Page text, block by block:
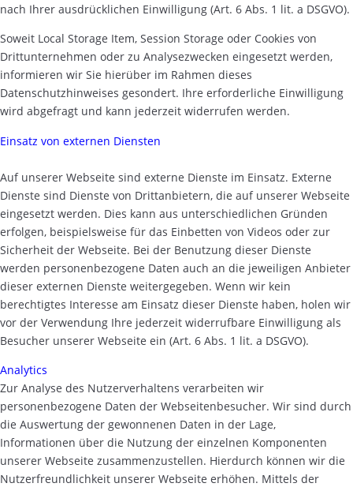
nach Ihrer ausdrücklichen Einwilligung (Art. 6 Abs. 1 lit. a DSGVO).
Soweit Local Storage Item, Session Storage oder Cookies von
Drittunternehmen oder zu Analysezwecken eingesetzt werden,
informieren wir Sie hierüber im Rahmen dieses
Datenschutzhinweises gesondert. Ihre erforderliche Einwilligung
wird abgefragt und kann jederzeit widerrufen werden.
Einsatz von externen Diensten
Auf unserer Webseite sind externe Dienste im Einsatz. Externe
Dienste sind Dienste von Drittanbietern, die auf unserer Webseite
eingesetzt werden. Dies kann aus unterschiedlichen Gründen
erfolgen, beispielsweise für das Einbetten von Videos oder zur
Sicherheit der Webseite. Bei der Benutzung dieser Dienste
werden personenbezogene Daten auch an die jeweiligen Anbieter
dieser externen Dienste weitergegeben. Wenn wir kein
berechtigtes Interesse am Einsatz dieser Dienste haben, holen wir
vor der Verwendung Ihre jederzeit widerrufbare Einwilligung als
Besucher unserer Webseite ein (Art. 6 Abs. 1 lit. a DSGVO).
Analytics
Zur Analyse des Nutzerverhaltens verarbeiten wir
personenbezogene Daten der Webseitenbesucher. Wir sind durch
die Auswertung der gewonnenen Daten in der Lage,
Informationen über die Nutzung der einzelnen Komponenten
unserer Webseite zusammenzustellen. Hierdurch können wir die
Nutzerfreundlichkeit unserer Webseite erhöhen. Mittels der